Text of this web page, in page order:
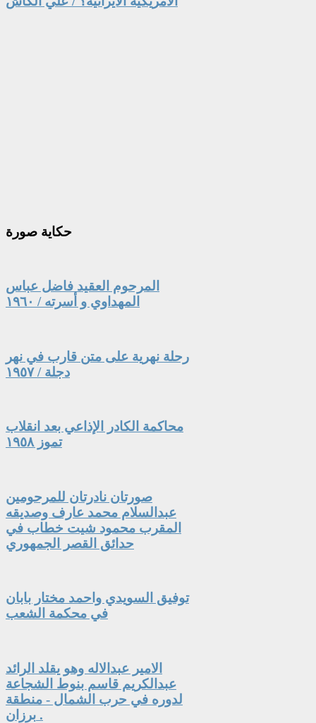
حكاية صورة
المرحوم العقيد فاضل عباس
المهداوي و أسرته / ١٩٦٠
رحلة نهرية على متن قارب في نهر
دجلة / ١٩٥٧
محاكمة الكادر الإذاعي بعد انقلاب
تموز ١٩٥٨
صورتان نادرتان للمرحومين
عبدالسلام محمد عارف وصديقه
المقرب محمود شيت خطاب في
حدائق القصر الجمهوري
توفيق السويدي واحمد مختار بابان
في محكمة الشعب
الامير عبدالاله وهو يقلد الرائد
عبدالكريم قاسم بنوط الشجاعة
لدوره في حرب الشمال - منطقة
برزان .